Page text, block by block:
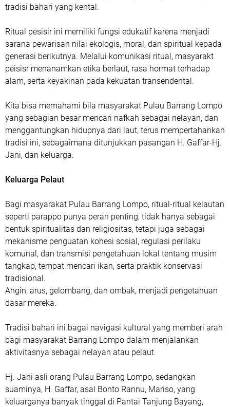
tradisi bahari yang kental.
Ritual pesisir ini memiliki fungsi edukatif karena menjadi
sarana pewarisan nilai ekologis, moral, dan spiritual kepada
generasi berikutnya. Melalui komunikasi ritual, masyarakt
peisisr menanamkan etika berlaut, rasa hormat terhadap
alam, serta keyakinan pada kekuatan transendental.
Kita bisa memahami bila masyarakat Pulau Barrang Lompo
yang sebagian besar mencari nafkah sebagai nelayan, dan
menggantungkan hidupnya dari laut, terus mempertahankan
tradisi ini, sebagaimana ditunjukkan pasangan H. Gaffar-Hj.
Jani, dan keluarga.
Keluarga Pelaut
Bagi masyarakat Pulau Barrang Lompo, ritual-ritual kelautan
seperti parappo punya peran penting, tidak hanya sebagai
bentuk spiritualitas dan religiositas, tetapi juga sebagai
mekanisme penguatan kohesi sosial, regulasi perilaku
komunal, dan transmisi pengetahuan lokal tentang musim
tangkap, tempat mencari ikan, serta praktik konservasi
tradisional.
Angin, arus, gelombang, dan ombak, menjadi pengetahuan
dasar mereka.
Tradisi bahari ini bagai navigasi kultural yang memberi arah
bagi masyarakat Barrang Lompo dalam menjalankan
aktivitasnya sebagai nelayan atau pelaut.
Hj. Jani asli orang Pulau Barrang Lompo, sedangkan
suaminya, H. Gaffar, asal Bonto Rannu, Mariso, yang
keluarganya banyak tinggal di Pantai Tanjung Bayang,